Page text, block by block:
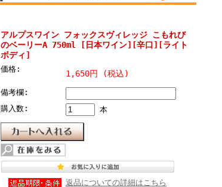
アルプスワイン フォックスヴィレッジ こもれび
のベーリーA 750ml [日本ワイン][辛口][ライト
ボディ]
価格: 1,650円 (税込)
備考欄:
購入数:
本
返品についての詳細はこちら